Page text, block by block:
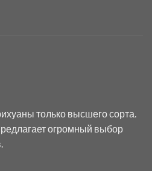
только высшего сорта.
огромный выбор